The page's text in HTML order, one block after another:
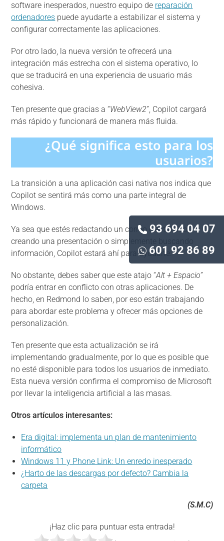
93 694 04 07
601 92 86 89
software inesperados, nuestro equipo de reparación
ordenadores puede ayudarte a estabilizar el sistema y
configurar correctamente las aplicaciones.
Por otro lado, la nueva versión te ofrecerá una
integración más estrecha con el sistema operativo, lo
que se traducirá en una experiencia de usuario más
cohesiva.
Ten presente que gracias a “WebView2”, Copilot cargará
más rápido y funcionará de manera más fluida.
¿Qué significa esto para los
usuarios?
La transición a una aplicación casi nativa nos indica que
Copilot se sentirá más como una parte integral de
Windows.
Ya sea que estés redactando un correo electrónico,
creando una presentación o simplemente buscando
información, Copilot estará ahí para ayudarte.
No obstante, debes saber que este atajo “Alt + Espacio”
podría entrar en conflicto con otras aplicaciones. De
hecho, en Redmond lo saben, por eso están trabajando
para abordar este problema y ofrecer más opciones de
personalización.
Ten presente que esta actualización se irá
implementando gradualmente, por lo que es posible que
no esté disponible para todos los usuarios de inmediato.
Esta nueva versión confirma el compromiso de Microsoft
por llevar la inteligencia artificial a las masas.
Otros artículos interesantes:
Era digital: implementa un plan de mantenimiento
informático
Windows 11 y Phone Link: Un enredo inesperado
¿Harto de las descargas por defecto? Cambia la
carpeta
(S.M.C)
¡Haz clic para puntuar esta entrada!